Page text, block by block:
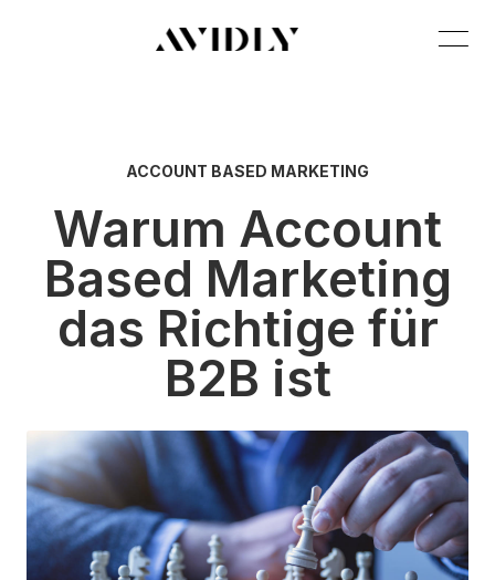
ACCOUNT BASED MARKETING
Warum Account
Based Marketing
das Richtige für
B2B ist